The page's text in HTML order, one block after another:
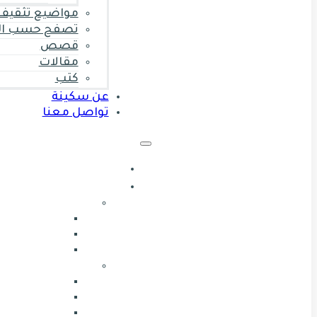
مواضيع
تصفح حسب
قصص
مقالات
كتب
عن سكينة
تواصل معنا